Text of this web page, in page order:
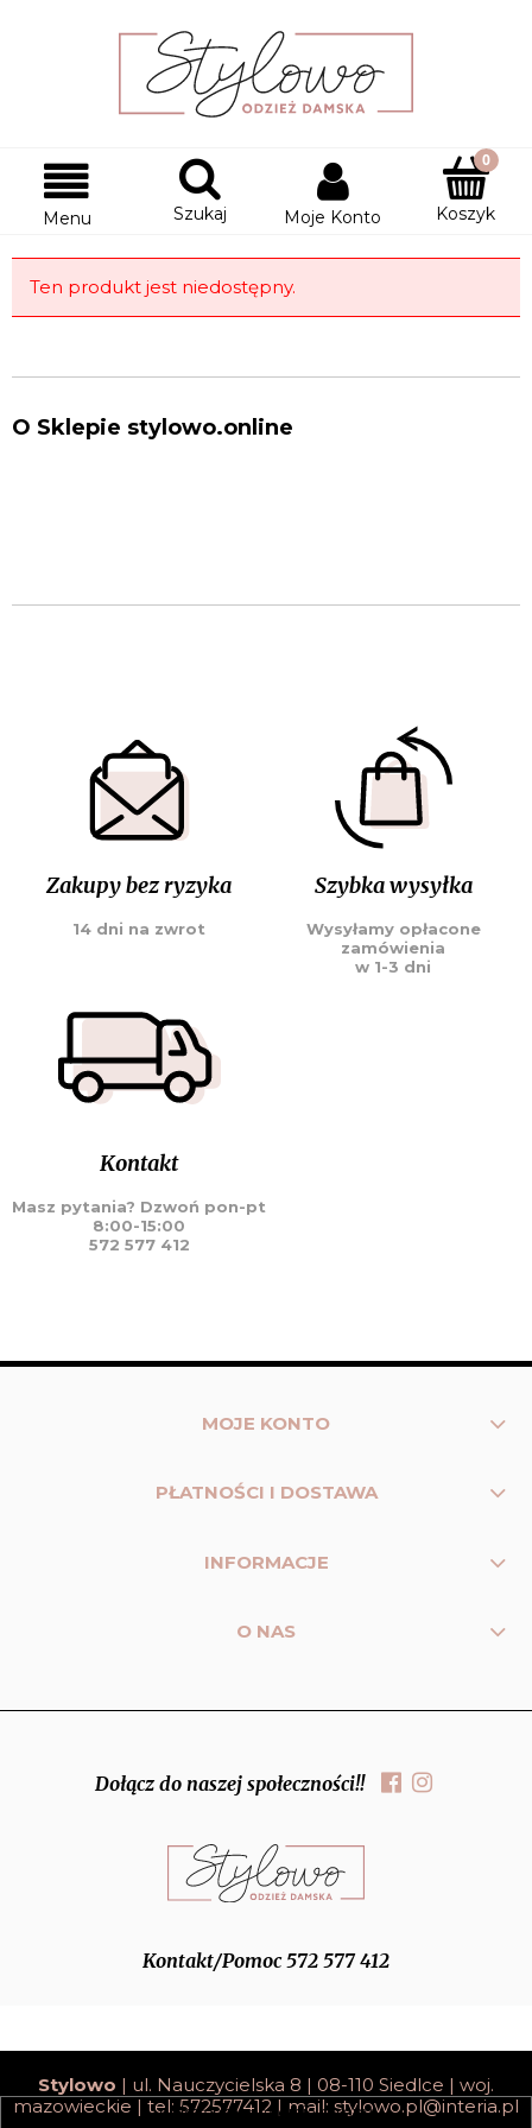
Menu Szukaj Moje Konto Koszyk
Ten produkt jest niedostępny.
O Sklepie stylowo.online
Zakupy bez ryzyka
14 dni na zwrot
Szybka wysyłka
Wysyłamy opłacone
zamówienia
w 1-3 dni
Kontakt
Masz pytania? Dzwoń pon-pt
8:00-15:00
572 577 412
MOJE KONTO
PŁATNOŚCI I DOSTAWA
INFORMACJE
O NAS
Dołącz do naszej społeczności!!
Kontakt/Pomoc 572 577 412
Stylowo | ul. Nauczycielska 8 | 08-110 Siedlce | woj.
mazowieckie | tel: 572577412 | mail: stylowo.pl@interia.pl
pokaż pełną wersję strony